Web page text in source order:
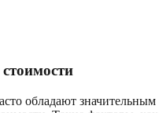
обладают значительным